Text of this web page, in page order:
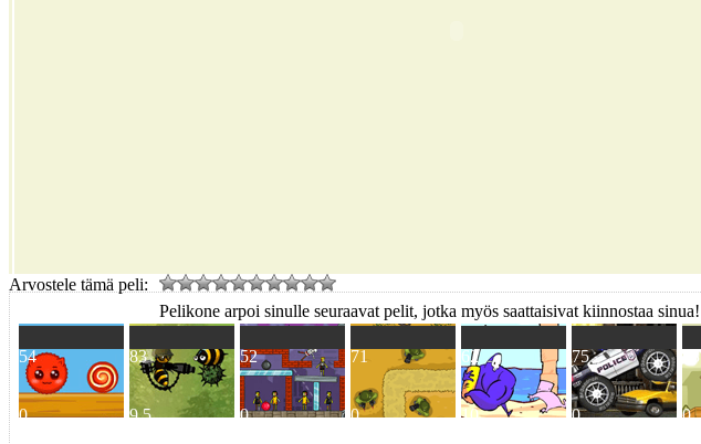
Arvostele tämä peli:
Pelikone arpoi sinulle seuraavat pelit, jotka myös saattaisivat kiinnostaa sinua!
54
0
83
9.5
52
0
71
0
62
10
75
0
53
0